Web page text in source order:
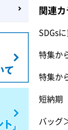
関連カ
SDGs
特集か
特集か
短納期
バッグ